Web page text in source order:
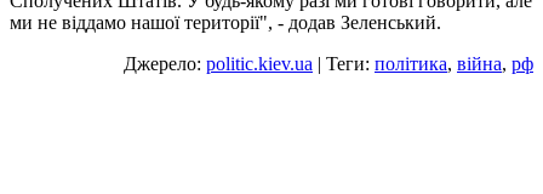
ми не віддамо нашої території", - додав Зеленський.
Джерело: politic.kiev.ua | Теги: політика, війна, рф